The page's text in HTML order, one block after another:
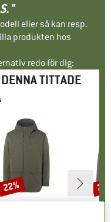
eller så kan resp.
produkten hos
redo för dig:
TITTADE
22%